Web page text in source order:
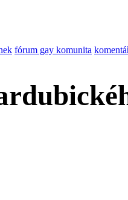
fórum gay komunita